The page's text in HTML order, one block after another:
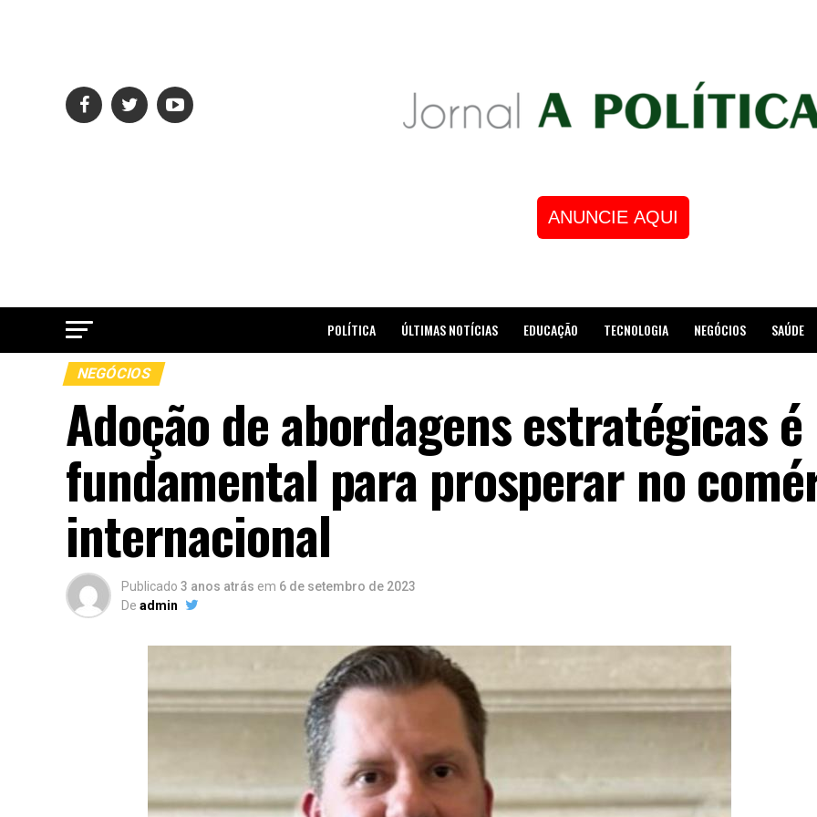
ANUNCIE AQUI
POLÍTICA ÚLTIMAS NOTÍCIAS EDUCAÇÃO TECNOLOGIA NEGÓCIOS SAÚDE
NEGÓCIOS
Adoção de abordagens estratégicas é
fundamental para prosperar no
internacional
Publicado 3 anos atrás em 6 de setembro de 2023
De admin